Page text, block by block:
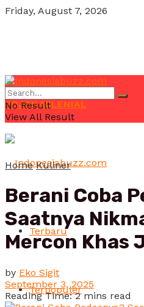
Friday, August 7, 2026
POJOK MILENIAL
Terbaru
Terpopuler
No Result
View All Result
Home Kuliner
Berani Coba
Saatnya
Mercon Khas
by Eko Sigit
September 3, 2025
Reading Time: 2 mins read